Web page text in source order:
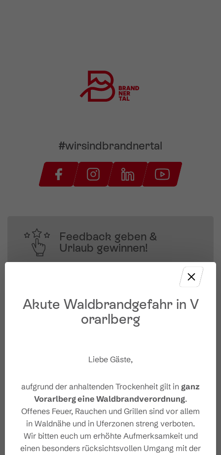
#wirsindbrandnertal
Feedback geben &
Urlaub gewinnen!
Deine Meinung ist uns wichtig – Feedback
unvergessliche Urlaubserlebnisse in
Österreich gewinnen.
Akute Waldbrandgefahr in V
orarlberg
Liebe Gäste,
aufgrund der anhaltenden Trockenheit gilt in ganz
Vorarlberg eine Waldbrandverordnung.
Offenes Feuer, Rauchen und Grillen sind vor allem
in Waldnähe und in Uferzonen streng verboten.
Wir bitten euch um erhöhte Aufmerksamkeit und
einen besonders rücksichtsvollen Umgang mit der